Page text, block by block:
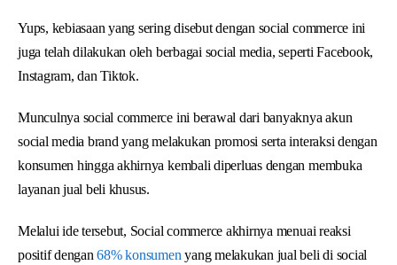
Yups, kebiasaan yang sering disebut dengan social commerce ini
juga telah dilakukan oleh berbagai social media, seperti Facebook,
Instagram, dan Tiktok.
Munculnya social commerce ini berawal dari banyaknya akun
social media brand yang melakukan promosi serta interaksi dengan
konsumen hingga akhirnya kembali diperluas dengan membuka
layanan jual beli khusus.
Melalui ide tersebut, Social commerce akhirnya menuai reaksi
positif dengan68% konsumenyang melakukan jual beli di social